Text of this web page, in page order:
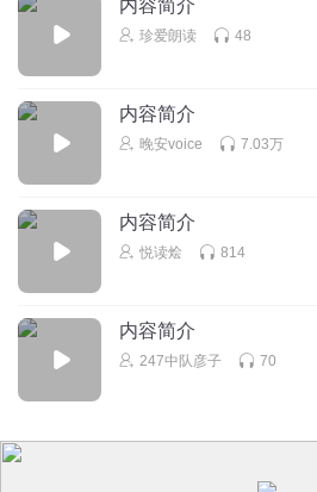
内容简介
珍爱朗读 48
内容简介
晚安voice 7.03万
内容简介
悦读烩 814
内容简介
247中队彦子 70